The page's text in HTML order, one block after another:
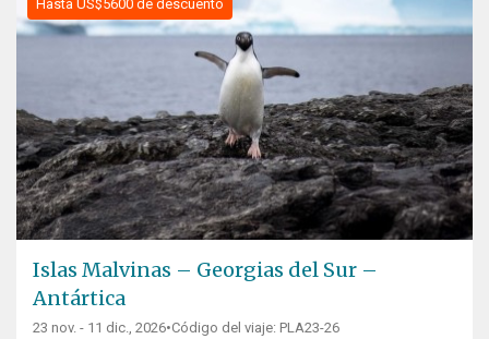
Hasta US$5600 de descuento
Islas Malvinas – Georgias del Sur –
Antártica
23 nov. - 11 dic., 2026•Código del viaje: PLA23-26